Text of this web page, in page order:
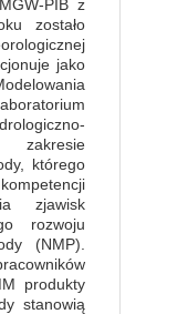
PIB z
zostało
jako
którego
zjawisk
rozwoju
(NMP).
produkty
stanowią